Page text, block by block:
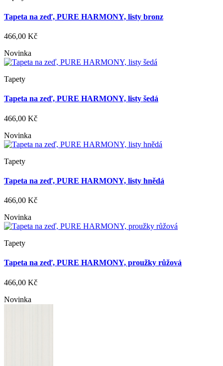
Tapeta na zeď, PURE HARMONY, listy bronz
466,00 Kč
Novinka
Tapety
Tapeta na zeď, PURE HARMONY, listy šedá
466,00 Kč
Novinka
Tapety
Tapeta na zeď, PURE HARMONY, listy hnědá
466,00 Kč
Novinka
Tapety
Tapeta na zeď, PURE HARMONY, proužky růžová
466,00 Kč
Novinka